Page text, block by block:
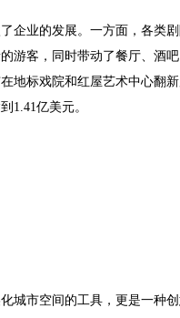
企业的发展。一方面，各类
游客，同时带动了餐厅、酒
地标戏院和红屋艺术中心翻
1.41亿美元。
城市空间的工具，更是一种